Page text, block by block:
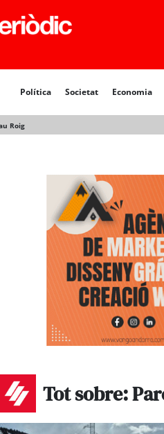
Política Societat Economia
Roig
Política Societat
Tot sobre: